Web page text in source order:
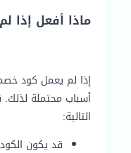
ماذا أفعل إذا
إذا لم يعمل كود
أسباب محتملة لذلك.
التالية:
قد يكون